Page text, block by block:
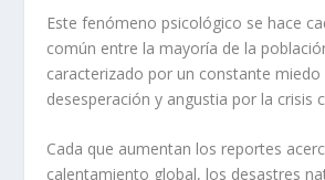
Este fenómeno psicológico se hace
común entre la mayoría de la
caracterizado por un constante miedo
desesperación y angustia por la crisis
Cada que aumentan los reportes
calentamiento global, los desastres